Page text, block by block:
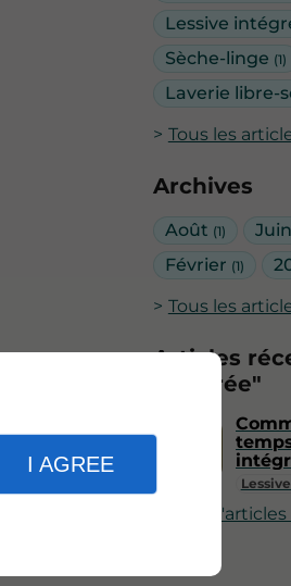
I AGREE
Lessive
Sèche-linge (1)
Laverie libre-
Tous les
Archives
Août (1) Juin
Février (1)
Tous les
Articles
intégrée"
Plus